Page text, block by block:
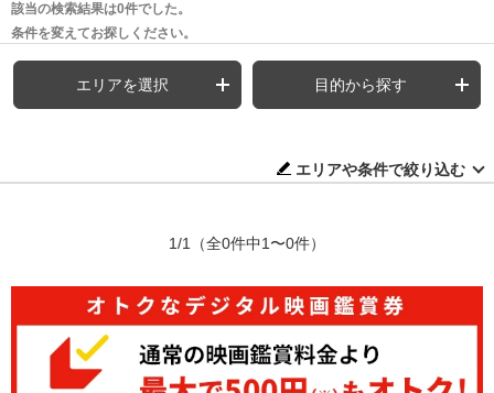
該当の検索結果は0件でした。
条件を変えてお探しください。
エリアを選択 目的から探す
エリアや条件で絞り込む
1/1 （全0件中1〜0件）